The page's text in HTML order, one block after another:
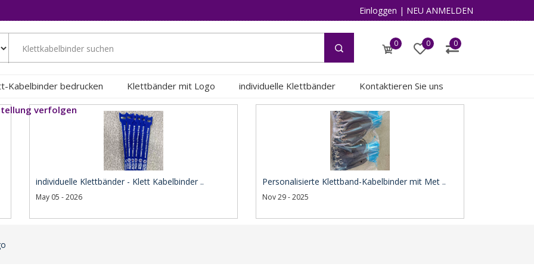
Einloggen | NEU ANMELDEN
0 0 0
Kabelbinder bedrucken Klettbänder mit Logo individuelle Klettbänder
Kontaktieren Sie uns
verfolgen
individuelle Klettbänder - Klett Kabelbinder ..
May 05 - 2026
Personalisierte Klettband-Kabelbinder mit Met ..
Nov 29 - 2025